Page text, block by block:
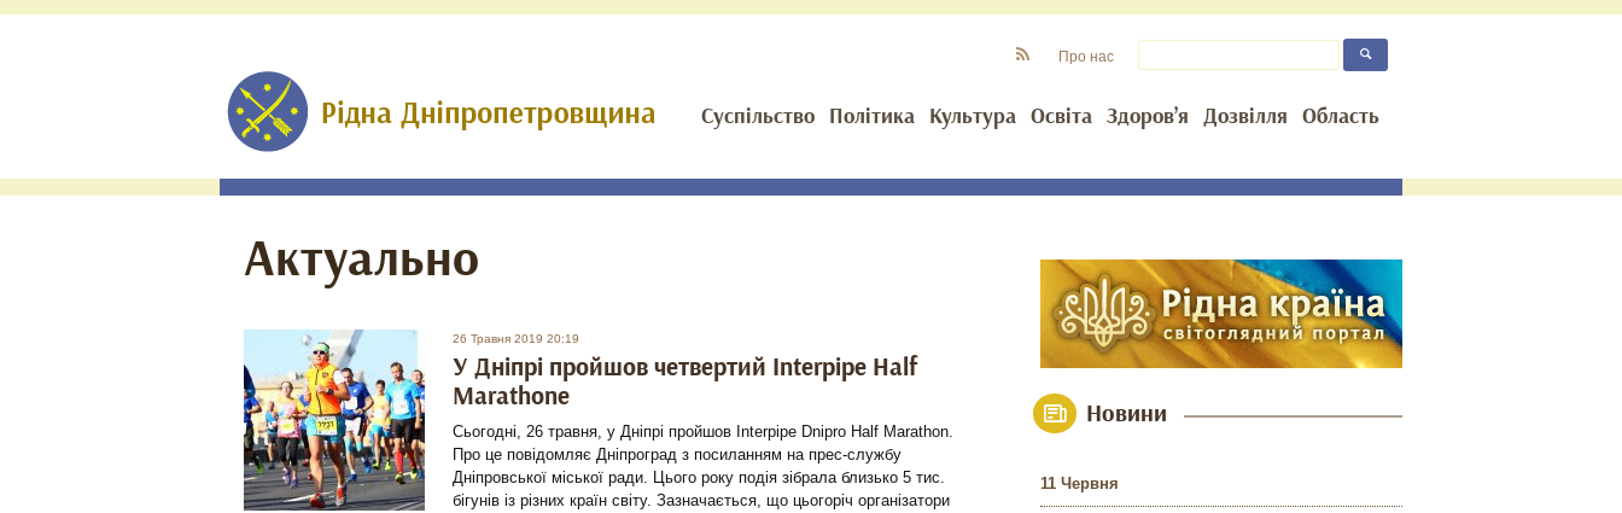
Суспільство Політика Культура Освіта Здоров’я Дозвілля Область
Про нас
Актуально
26 Травня 2019 20:19
У Дніпрі пройшов четвертий Interpipe Half
Marathone
Сьогодні, 26 травня, у Дніпрі пройшов Interpipe Dnipro Half Marathon.
Про це повідомляє Дніпроград з посиланням на прес-службу
Дніпровської міської ради. Цього року подія зібрала близько 5 тис.
бігунів із різних країн світу. Зазначається, що цьогоріч організатори
Новини
11 Червня